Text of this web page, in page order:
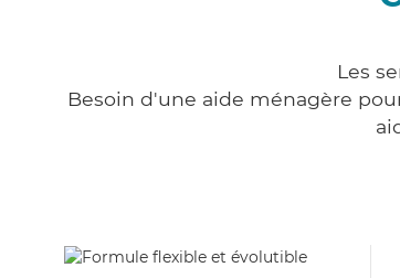
Les
Besoin d'une aide ménagère